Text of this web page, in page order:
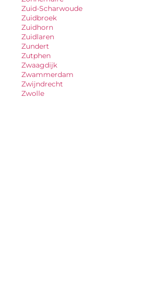
Zuid-Scharwoude
Zuidbroek
Zuidhorn
Zuidlaren
Zundert
Zutphen
Zwaagdijk
Zwammerdam
Zwijndrecht
Zwolle